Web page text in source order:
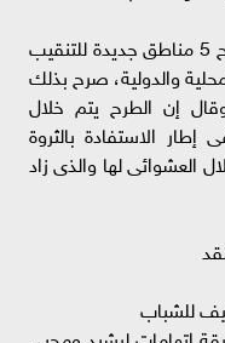
قررت وزارة البترول والثروة المعدنية طرح 5 مناطق جديدة للتنقيب
والدولية، صرح بذلك
إن الطرح يتم خلال
الاستفادة بالثروة
العشوائى لها والذى زاد